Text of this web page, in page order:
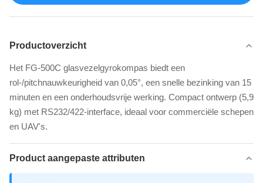
Productoverzicht
Het FG-500C glasvezelgyrokompas biedt een
rol-/pitchnauwkeurigheid van 0,05°, een snelle bezinking van 15
minuten en een onderhoudsvrije werking. Compact ontwerp (5,9
kg) met RS232/422-interface, ideaal voor commerciële schepen
en UAV's.
Product aangepaste attributen